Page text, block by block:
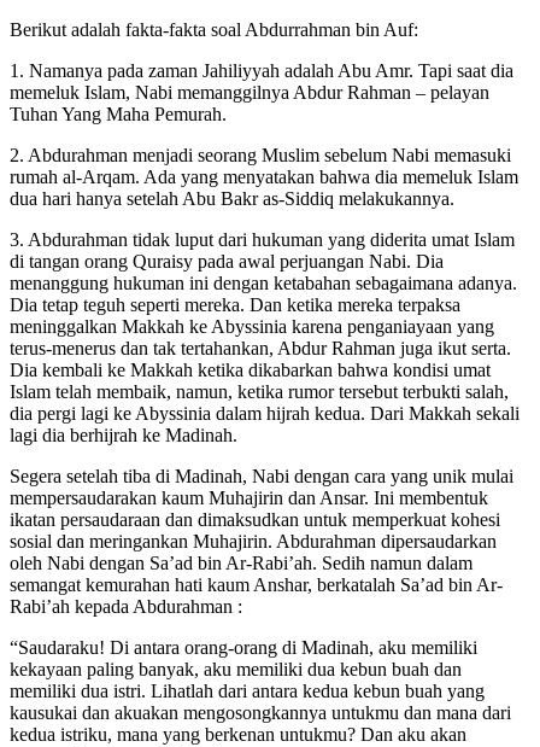
Berikut adalah fakta-fakta soal Abdurrahman bin Auf:
1. Namanya pada zaman Jahiliyyah adalah Abu Amr. Tapi saat dia
memeluk Islam, Nabi memanggilnya Abdur Rahman – pelayan
Tuhan Yang Maha Pemurah.
2. Abdurahman menjadi seorang Muslim sebelum Nabi memasuki
rumah al-Arqam. Ada yang menyatakan bahwa dia memeluk Islam
dua hari hanya setelah Abu Bakr as-Siddiq melakukannya.
3. Abdurahman tidak luput dari hukuman yang diderita umat Islam
di tangan orang Quraisy pada awal perjuangan Nabi. Dia
menanggung hukuman ini dengan ketabahan sebagaimana adanya.
Dia tetap teguh seperti mereka. Dan ketika mereka terpaksa
meninggalkan Makkah ke Abyssinia karena penganiayaan yang
terus-menerus dan tak tertahankan, Abdur Rahman juga ikut serta.
Dia kembali ke Makkah ketika dikabarkan bahwa kondisi umat
Islam telah membaik, namun, ketika rumor tersebut terbukti salah,
dia pergi lagi ke Abyssinia dalam hijrah kedua. Dari Makkah sekali
lagi dia berhijrah ke Madinah.
Segera setelah tiba di Madinah, Nabi dengan cara yang unik mulai
mempersaudarakan kaum Muhajirin dan Ansar. Ini membentuk
ikatan persaudaraan dan dimaksudkan untuk memperkuat kohesi
sosial dan meringankan Muhajirin. Abdurahman dipersaudarkan
oleh Nabi dengan Sa’ad bin Ar-Rabi’ah. Sedih namun dalam
semangat kemurahan hati kaum Anshar, berkatalah Sa’ad bin Ar-
Rabi’ah kepada Abdurahman :
“Saudaraku! Di antara orang-orang di Madinah, aku memiliki
kekayaan paling banyak, aku memiliki dua kebun buah dan
memiliki dua istri. Lihatlah dari antara kedua kebun buah yang
kausukai dan akuakan mengosongkannya untukmu dan mana dari
kedua istriku, mana yang berkenan untukmu? Dan aku akan